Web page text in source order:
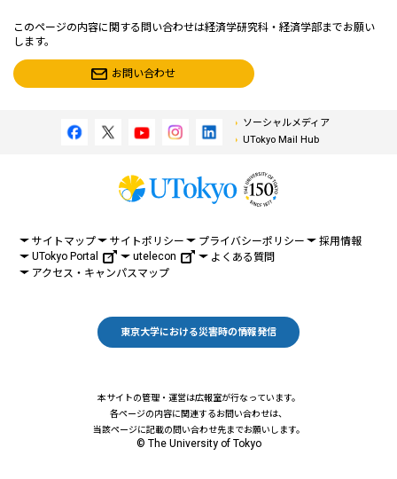
このページの内容に関する問い合わせは経済学研究科・経済学部までお願い
します。
お問い合わせ
ソーシャルメディア
UTokyo Mail Hub
サイトマップ サイトポリシー プライバシーポリシー
採用情報
UTokyo Portal
utelecon
よくある質問
アクセス・キャンパスマップ
東京大学における災害時の情報発信
本サイトの管理・運営は広報室が行なっています。
各ページの内容に関連するお問い合わせは、
当該ページに記載の問い合わせ先までお願いします。
© The University of Tokyo